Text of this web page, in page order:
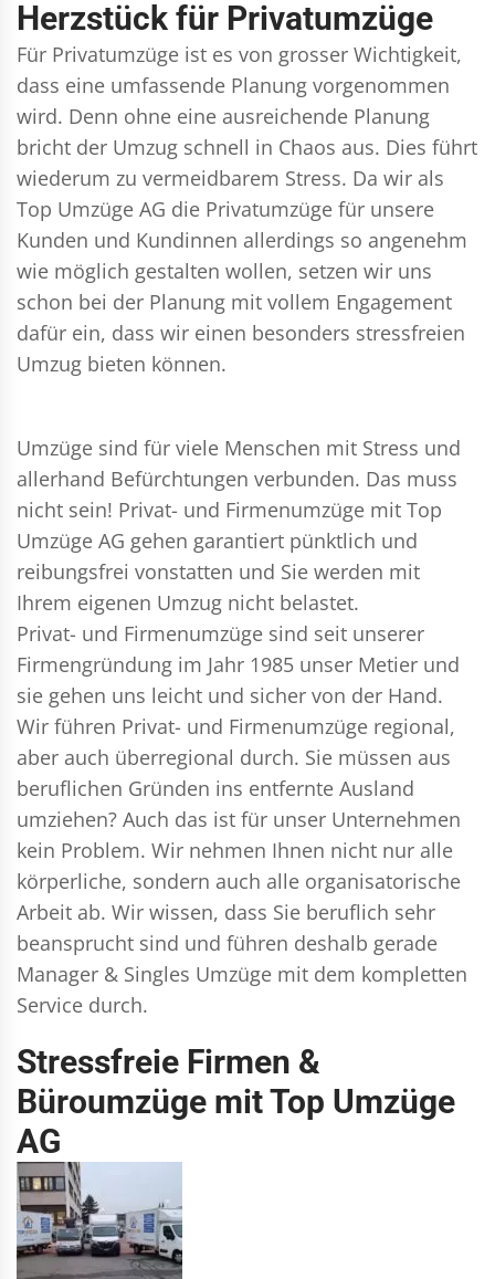
Herzstück für Privatumzüge
Für Privatumzüge ist es von grosser Wichtigkeit,
dass eine umfassende Planung vorgenommen
wird. Denn ohne eine ausreichende Planung
bricht der Umzug schnell in Chaos aus. Dies führt
wiederum zu vermeidbarem Stress. Da wir als
Top Umzüge AG die Privatumzüge für unsere
Kunden und Kundinnen allerdings so angenehm
wie möglich gestalten wollen, setzen wir uns
schon bei der Planung mit vollem Engagement
dafür ein, dass wir einen besonders stressfreien
Umzug bieten können.
Umzüge sind für viele Menschen mit Stress und
allerhand Befürchtungen verbunden. Das muss
nicht sein! Privat- und Firmenumzüge mit Top
Umzüge AG gehen garantiert pünktlich und
reibungsfrei vonstatten und Sie werden mit
Ihrem eigenen Umzug nicht belastet.
Privat- und Firmenumzüge sind seit unserer
Firmengründung im Jahr 1985 unser Metier und
sie gehen uns leicht und sicher von der Hand.
Wir führen Privat- und Firmenumzüge regional,
aber auch überregional durch. Sie müssen aus
beruflichen Gründen ins entfernte Ausland
umziehen? Auch das ist für unser Unternehmen
kein Problem. Wir nehmen Ihnen nicht nur alle
körperliche, sondern auch alle organisatorische
Arbeit ab. Wir wissen, dass Sie beruflich sehr
beansprucht sind und führen deshalb gerade
Manager & Singles Umzüge mit dem kompletten
Service durch.
Stressfreie Firmen &
Büroumzüge mit Top Umzüge
AG